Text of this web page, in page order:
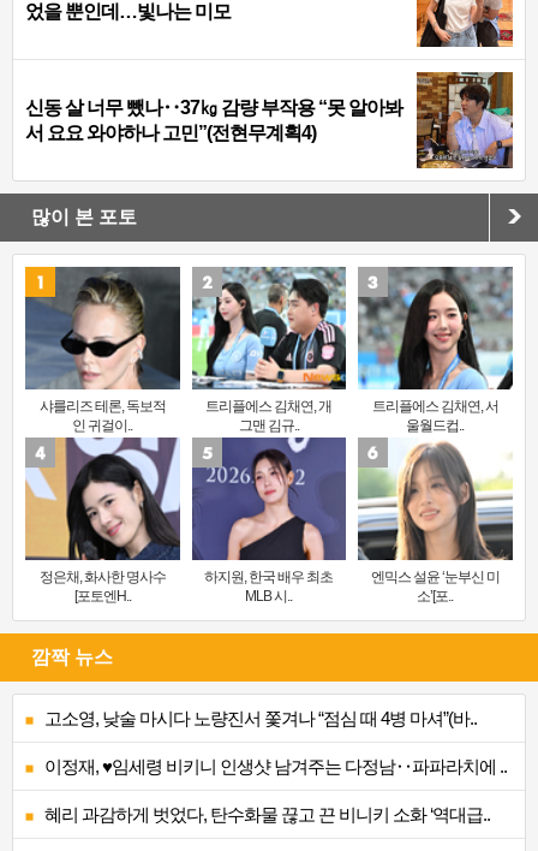
었을 뿐인데…빛나는 미모
신동 살 너무 뺐나‥37㎏ 감량 부작용 “못 알아봐
서 요요 와야하나 고민”(전현무계획4)
많이 본 포토
샤를리즈 테론, 독보적
인 귀걸이..
트리플에스 김채연, 개
그맨 김규..
트리플에스 김채연, 서
울월드컵..
정은채, 화사한 명사수
[포토엔H..
하지원, 한국 배우 최초
MLB 시..
엔믹스 설윤 ‘눈부신 미
소’[포..
깜짝 뉴스
고소영, 낮술 마시다 노량진서 쫓겨나 “점심 때 4병 마셔”(바..
이정재, ♥임세령 비키니 인생샷 남겨주는 다정남‥파파라치에 ..
혜리 과감하게 벗었다, 탄수화물 끊고 끈 비니키 소화 ‘역대급..